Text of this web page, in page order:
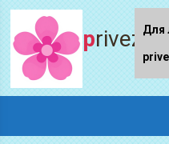
Для